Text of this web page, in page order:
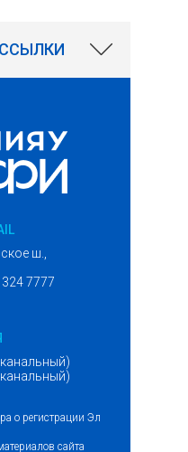
ш.,
7777
о регистрации Эл
сайта